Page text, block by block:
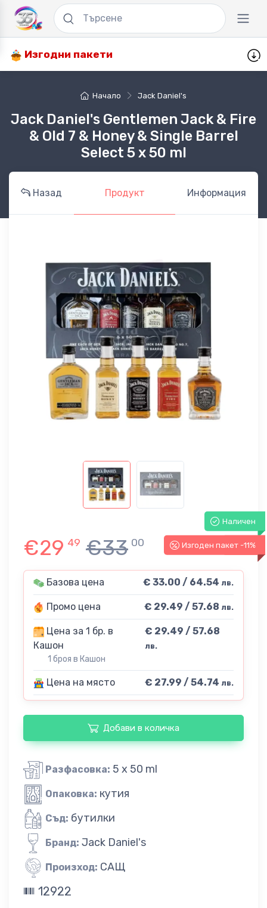
Изгодни пакети
Начало Jack Daniel's
Jack Daniel's Gentlemen Jack & Fire
& Old 7 & Honey & Single Barrel
Select 5 x 50 ml
Назад Продукт Информация
Наличен
-11%
Изгоден пакет -11%
€29 49 €33 00
Базова цена € 33.00 / 64.54 лв.
Промо цена € 29.49 / 57.68 лв.
Цена за 1 бр. в
Кашон
1 броя в Кашон
€ 29.49 / 57.68
лв.
Цена на място € 27.99 / 54.74 лв.
Добави в количка
Разфасовка: 5 x 50 ml
Опаковка: кутия
Съд: бутилки
Бранд: Jack Daniel's
Произход: САЩ
12922